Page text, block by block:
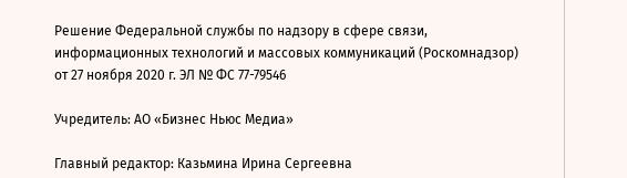
Решение Федеральной службы по надзору в сфере связи,
информационных технологий и массовых коммуникаций (Роскомнадзор)
от 27 ноября 2020 г. ЭЛ № ФС 77-79546
Учредитель: АО «Бизнес Ньюс Медиа»
Главный редактор: Казьмина Ирина Сергеевна